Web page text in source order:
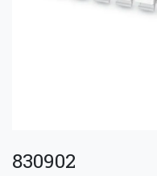
830902